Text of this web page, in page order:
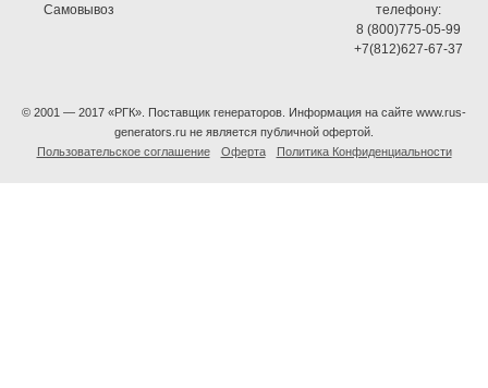
Самовывоз
телефону:
8 (800)775-05-99
+7(812)627-67-37
© 2001 — 2017 «РГК». Поставщик генераторов. Информация на сайте www.rus-
generators.ru не является публичной офертой.
Пользовательское соглашение
Оферта Политика Конфиденциальности